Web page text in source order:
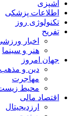
آشپزی
اطلاعات پزشکی
تکنولوژی روز
تفریح
اخبار
هنر و سینما
جهان امروز
دین و مذهب
مهاجرت
محیط
اقتصاد مالی
ارزدیجیتال